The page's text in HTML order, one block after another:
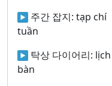
주간 잡지: tạp chí
tuần
탁상 다이어리:
bàn